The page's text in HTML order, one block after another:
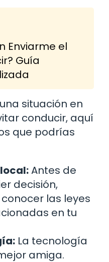
Enviarme el
Guía
situación en
conducir, aquí
que podrías
Antes de
decisión,
las leyes
en tu
La tecnología
amiga.